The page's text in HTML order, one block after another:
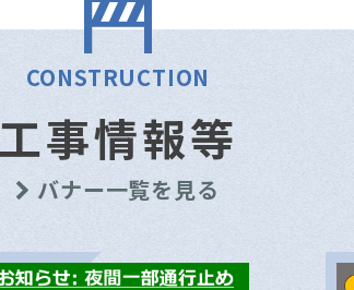
CONSTRUCTION
工事情報等
バナー一覧を見る